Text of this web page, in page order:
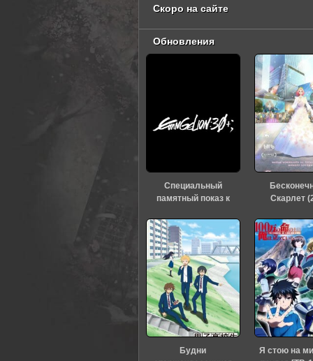
Скоро на сайте
Обновления
Специальный
памятный показ к
«Евангелиона» (2026)
Скарлет
Будни
Я стою на